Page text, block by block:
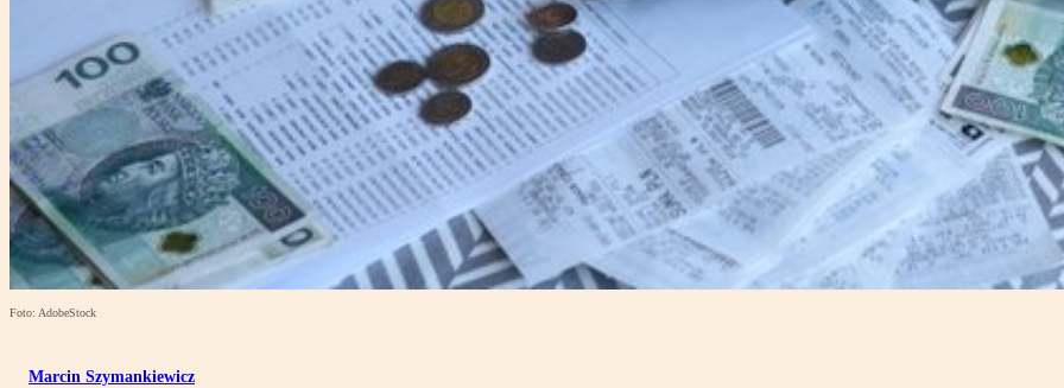
Foto: AdobeStock
Marcin Szymankiewicz